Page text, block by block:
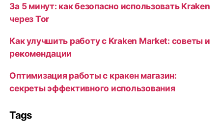
За 5 минут: как безопасно использовать Kraken
через Tor
Как улучшить работу с Kraken Market: советы и
рекомендации
Оптимизация работы с кракен магазин:
секреты эффективного использования
Tags